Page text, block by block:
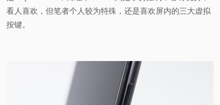
看人喜欢，但笔者个人较为特殊，还是喜欢屏内的三大虚拟
按键。